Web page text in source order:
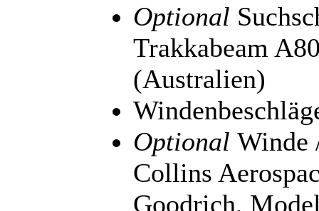
Optional
Trakkabeam
(Australien)
Optional Winde
Collins
Goodrich,